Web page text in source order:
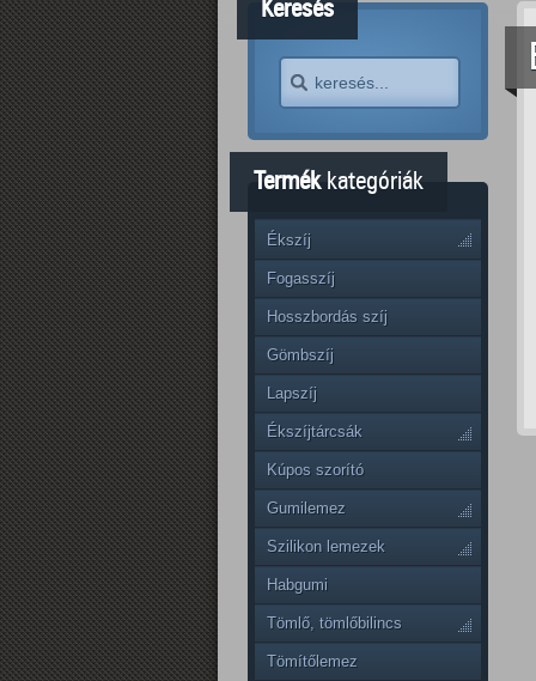
Keresés
Termékkategóriák
Ékszíj
Fogasszíj
Hosszbordás szíj
Gömbszíj
Lapszíj
Ékszíjtárcsák
Kúpos szorító
Gumilemez
Szilikon lemezek
Habgumi
Tömlő, tömlőbilincs
Tömítőlemez